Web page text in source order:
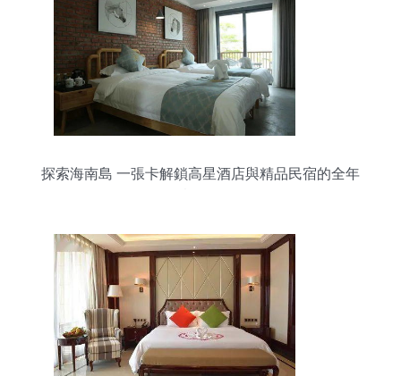
探索海南島 一張卡解鎖高星酒店與精品民宿的全年